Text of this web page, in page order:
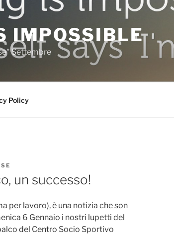
IMPOSSIBLE
Settembre
Policy
un successo!
per lavoro), è una notizia che son
6 Gennaio i nostri lupetti del
del Centro Socio Sportivo